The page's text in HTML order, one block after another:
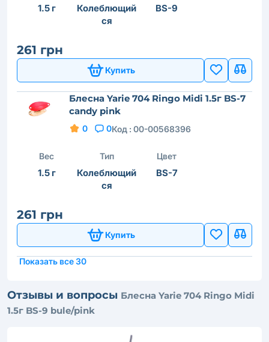
1.5 г
Колеблющий
ся
BS-9
261 грн
Купить
Блесна Yarie 704 Ringo Midi 1.5г BS-7
candy pink
0 0Код : 00-00568396
Вес
1.5 г
Тип
Колеблющий
ся
Цвет
BS-7
261 грн
Купить
Показать все 30
Отзывы и вопросы Блесна Yarie 704 Ringo Midi
1.5г BS-9 bule/pink